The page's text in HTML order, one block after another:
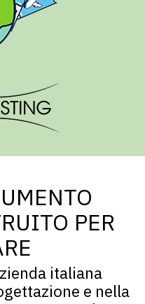
PER
italiana
e nella